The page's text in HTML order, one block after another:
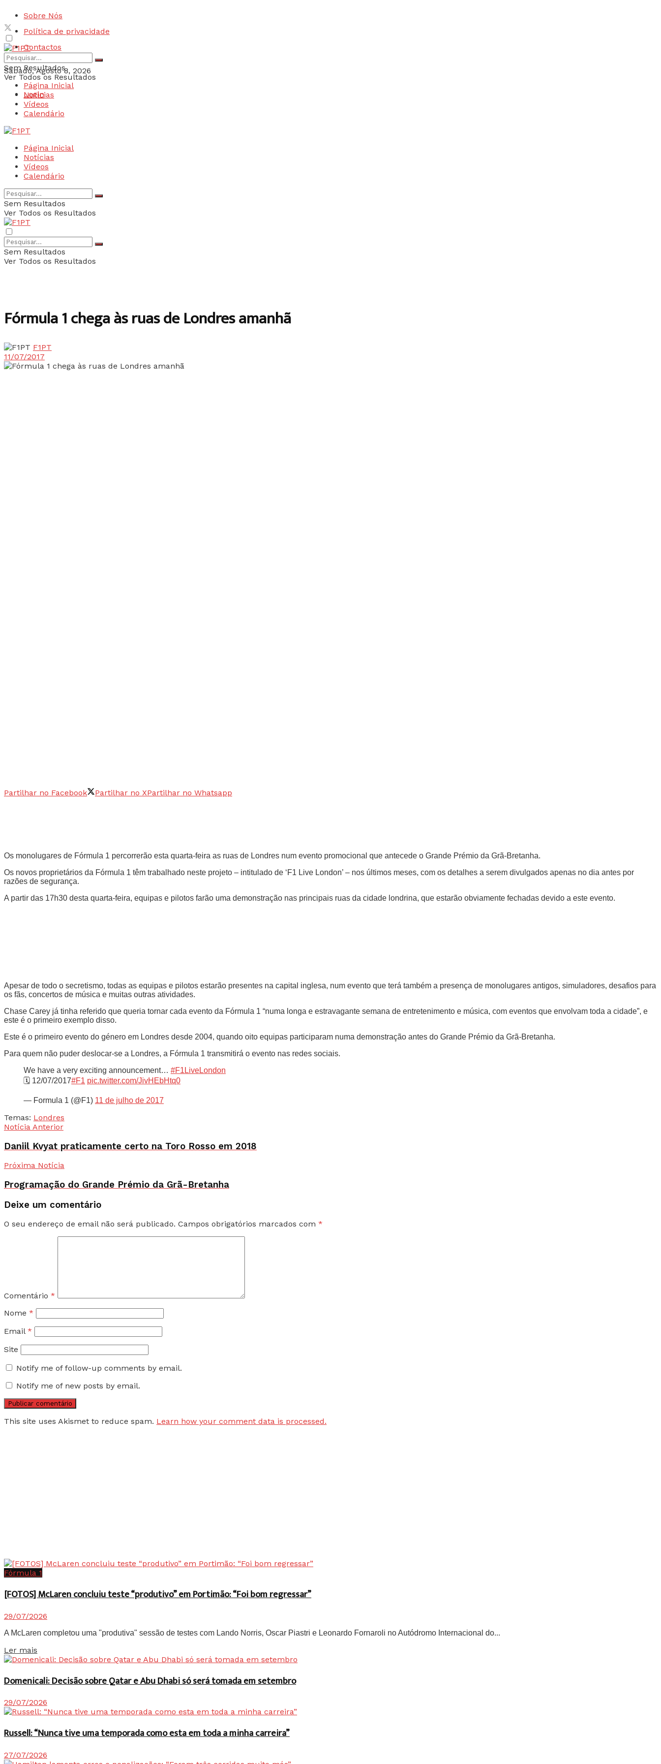
Sobre Nós
Política de privacidade
Contactos
Sábado, Agosto 8, 2026
Login
Sem Resultados
Ver Todos os Resultados
Página Inicial
Notícias
Vídeos
Calendário
Página Inicial
Notícias
Vídeos
Calendário
Sem Resultados
Ver Todos os Resultados
Sem Resultados
Ver Todos os Resultados
Fórmula 1 chega às ruas de Londres amanhã
F1PT
11/07/2017
Partilhar no Facebook Partilhar no XPartilhar no Whatsapp
Os monolugares de Fórmula 1 percorrerão esta quarta-feira as ruas de Londres num evento promocional que antecede o Grande Prémio da Grã-Bretanha.
Os novos proprietários da Fórmula 1 têm trabalhado neste projeto – intitulado de ‘F1 Live London’ – nos últimos meses, com os detalhes a serem divulgados apenas no dia antes por
razões de segurança.
A partir das 17h30 desta quarta-feira, equipas e pilotos farão uma demonstração nas principais ruas da cidade londrina, que estarão obviamente fechadas devido a este evento.
Apesar de todo o secretismo, todas as equipas e pilotos estarão presentes na capital inglesa, num evento que terá também a presença de monolugares antigos, simuladores, desafios para
os fãs, concertos de música e muitas outras atividades.
Chase Carey já tinha referido que queria tornar cada evento da Fórmula 1 “numa longa e estravagante semana de entretenimento e música, com eventos que envolvam toda a cidade”, e
este é o primeiro exemplo disso.
Este é o primeiro evento do género em Londres desde 2004, quando oito equipas participaram numa demonstração antes do Grande Prémio da Grã-Bretanha.
Para quem não puder deslocar-se a Londres, a Fórmula 1 transmitirá o evento nas redes sociais.
We have a very exciting announcement… #F1LiveLondon
🗓 12/07/2017#F1 pic.twitter.com/JivHEbHtq0
— Formula 1 (@F1) 11 de julho de 2017
Temas: Londres
Notícia Anterior
Daniil Kvyat praticamente certo na Toro Rosso em 2018
Próxima Notícia
Programação do Grande Prémio da Grã-Bretanha
Deixe um comentário
O seu endereço de email não será publicado. Campos obrigatórios marcados com *
Comentário *
Nome *
Email *
Site
Notify me of follow-up comments by email.
Notify me of new posts by email.
This site uses Akismet to reduce spam. Learn how your comment data is processed.
Fórmula 1
[FOTOS] McLaren concluiu teste “produtivo” em Portimão: “Foi bom regressar”
29/07/2026
A McLaren completou uma "produtiva" sessão de testes com Lando Norris, Oscar Piastri e Leonardo Fornaroli no Autódromo Internacional do...
Ler mais
Domenicali: Decisão sobre Qatar e Abu Dhabi só será tomada em setembro
29/07/2026
Russell: “Nunca tive uma temporada como esta em toda a minha carreira”
27/07/2026